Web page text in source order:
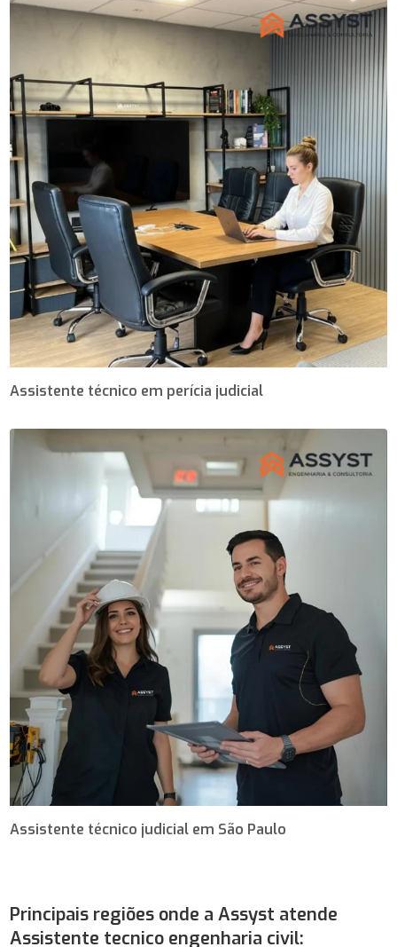
Assistente técnico em perícia judicial
Assistente técnico judicial em São Paulo
Principais regiões onde a Assyst atende
Assistente tecnico engenharia civil: